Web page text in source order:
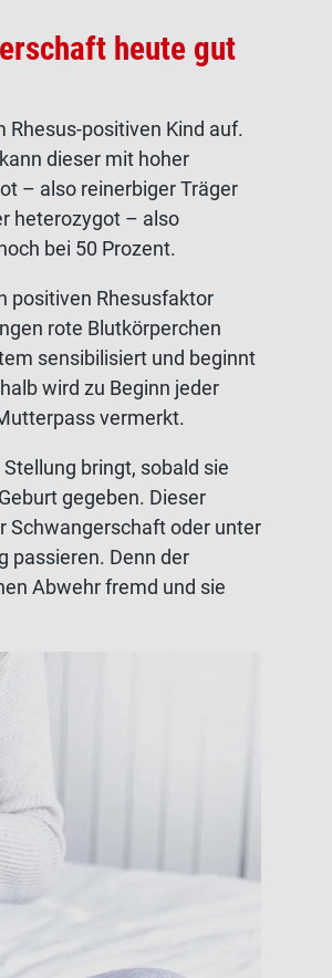
heute gut
positiven Kind auf.
dieser mit hoher
– also reinerbiger Träger
heterozygot – also
bei 50 Prozent.
positiven Rhesusfaktor
rote Blutkörperchen
sensibilisiert und beginnt
wird zu Beginn jeder
vermerkt.
bringt, sobald sie
gegeben. Dieser
Schwangerschaft oder unter
passieren. Denn der
Abwehr fremd und sie